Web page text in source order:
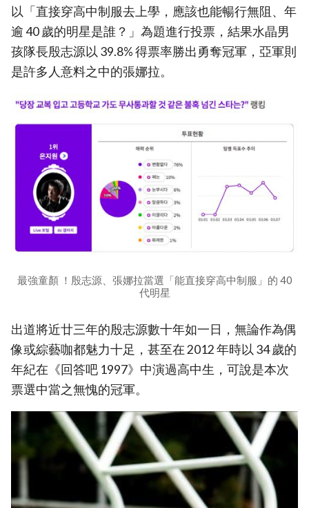
以「直接穿高中制服去上學，應該也能暢行無阻、年
逾 40 歲的明星是誰？」為題進行投票，結果水晶男
孩隊長殷志源以 39.8% 得票率勝出勇奪冠軍，亞軍則
是許多人意料之中的張娜拉。
最強童顏 ！殷志源、張娜拉當選「能直接穿高中制服」的 40
代明星
出道將近廿三年的殷志源數十年如一日，無論作為偶
像或綜藝咖都魅力十足，甚至在 2012 年時以 34 歲的
年紀在《回答吧 1997》中演過高中生，可說是本次
票選中當之無愧的冠軍。